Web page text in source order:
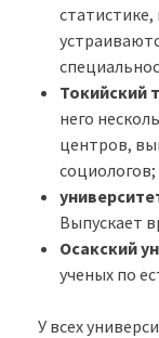
Токийский
него
центров,
социологов;
Выпускает
Осакский
ученых по
У всех